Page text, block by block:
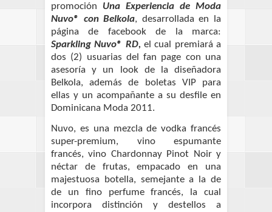
promoción Una Experiencia de Moda
Nuvo® con Belkola, desarrollada en la
página de facebook de la marca:
Sparkling Nuvo® RD, el cual premiará a
dos (2) usuarias del fan page con una
asesoría y un look de la diseñadora
Belkola, además de boletas VIP para
ellas y un acompañante a su desfile en
Dominicana Moda 2011.
Nuvo, es una mezcla de vodka francés
super-premium, vino espumante
francés, vino Chardonnay Pinot Noir y
néctar de frutas, empacado en una
majestuosa botella, semejante a la de
de un fino perfume francés, la cual
incorpora distinción y destellos a